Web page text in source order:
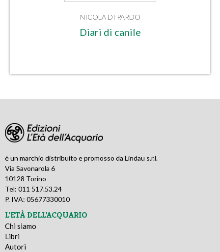
NICOLA DI PARDO
Diari di canile
è un marchio distribuito e promosso da Lindau s.r.l.
Via Savonarola 6
10128 Torino
Tel: 011 517.53.24
P. IVA: 05677330010
L'ETÀ DELL'ACQUARIO
Chi siamo
Libri
Autori